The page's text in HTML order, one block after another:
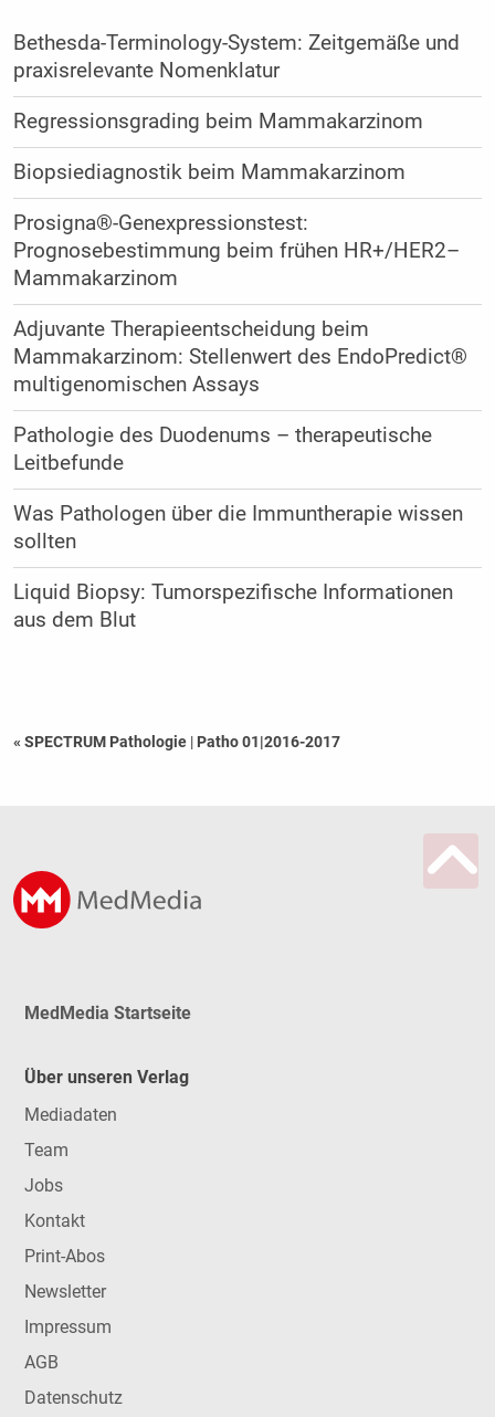
Bethesda-Terminology-System: Zeitgemäße und
praxisrelevante Nomenklatur
Regressionsgrading beim Mammakarzinom
Biopsiediagnostik beim Mammakarzinom
Prosigna®-Genexpressionstest:
Prognosebestimmung beim frühen HR+/HER2–
Mammakarzinom
Adjuvante Therapieentscheidung beim
Mammakarzinom: Stellenwert des EndoPredict®
multigenomischen Assays
Pathologie des Duodenums – therapeutische
Leitbefunde
Was Pathologen über die Immuntherapie wissen
sollten
Liquid Biopsy: Tumorspezifische Informationen
aus dem Blut
« SPECTRUM Pathologie | Patho 01|2016-2017
MedMedia Startseite
Über unseren Verlag
Mediadaten
Team
Jobs
Kontakt
Print-Abos
Newsletter
Impressum
AGB
Datenschutz